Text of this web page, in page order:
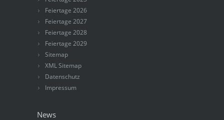
Feiertage 2026
Feiertage 2027
Feiertage 2028
Feiertage 2029
Sitemap
XML Sitemap
Datenschutz
Impressum
News